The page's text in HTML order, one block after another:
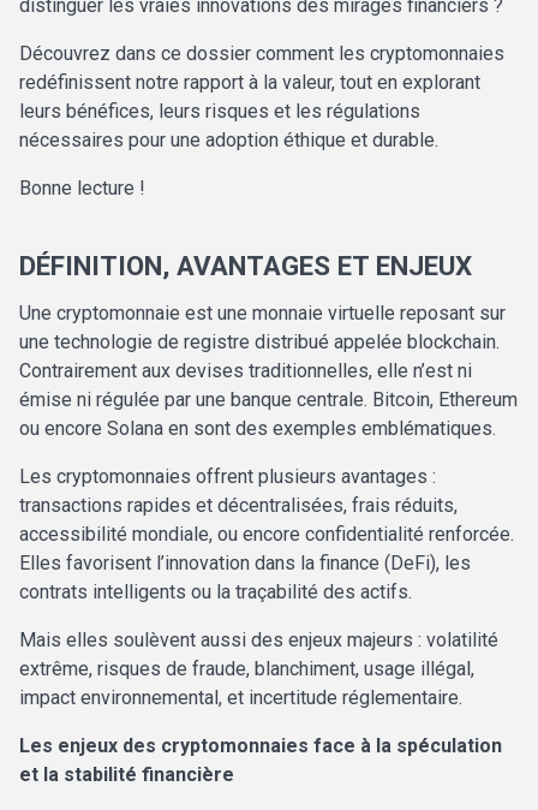
distinguer les vraies innovations des mirages financiers ?
Découvrez dans ce dossier comment les cryptomonnaies
redéfinissent notre rapport à la valeur, tout en explorant
leurs bénéfices, leurs risques et les régulations
nécessaires pour une adoption éthique et durable.
Bonne lecture !
DÉFINITION, AVANTAGES ET ENJEUX
Une cryptomonnaie est une monnaie virtuelle reposant sur
une technologie de registre distribué appelée blockchain.
Contrairement aux devises traditionnelles, elle n’est ni
émise ni régulée par une banque centrale. Bitcoin, Ethereum
ou encore Solana en sont des exemples emblématiques.
Les cryptomonnaies offrent plusieurs avantages :
transactions rapides et décentralisées, frais réduits,
accessibilité mondiale, ou encore confidentialité renforcée.
Elles favorisent l’innovation dans la finance (DeFi), les
contrats intelligents ou la traçabilité des actifs.
Mais elles soulèvent aussi des enjeux majeurs : volatilité
extrême, risques de fraude, blanchiment, usage illégal,
impact environnemental, et incertitude réglementaire.
Les enjeux des cryptomonnaies face à la spéculation
et la stabilité financière